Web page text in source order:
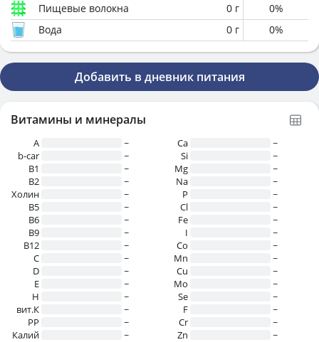
Пищевые волокна
0 г 0%
Вода
0 г 0%
Добавить в дневник питания
Витамины и минералы
A
~
b-car
~
В1
~
B2
~
Холин
~
B5
~
B6
~
B9
~
B12
~
C
~
D
~
E
~
H
~
вит.К
~
PP
~
Калий
~
Ca
~
Si
~
Mg
~
Na
~
P
~
Cl
~
Fe
~
I
~
Co
~
Mn
~
Cu
~
Mo
~
Se
~
F
~
Cr
~
Zn
~